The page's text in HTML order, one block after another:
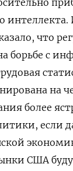
что
борьбе с
на
​более
если
США